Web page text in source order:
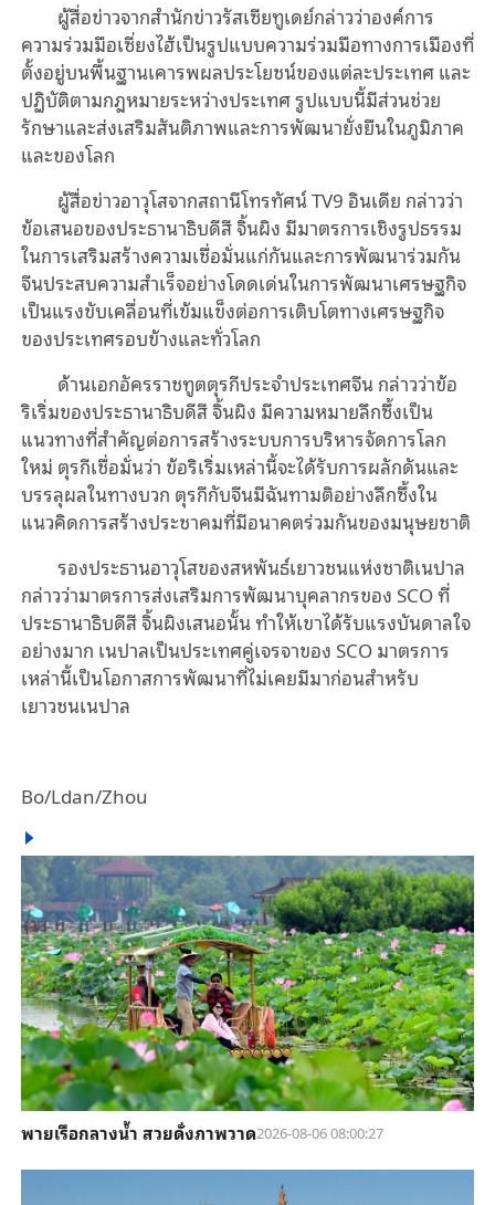
ผู้สื่อข่าวจากสำนักข่าวรัสเซียทูเดย์กล่าวว่าองค์การ
ความร่วมมือเซี่ยงไฮ้เป็นรูปแบบความร่วมมือทางการเมืองที่
ตั้งอยู่บนพื้นฐานเคารพผลประโยชน์ของแต่ละประเทศ และ
ปฏิบัติตามกฎหมายระหว่างประเทศ รูปแบบนี้มีส่วนช่วย
รักษาและส่งเสริมสันติภาพและการพัฒนายั่งยืนในภูมิภาค
และของโลก
ผู้สื่อข่าวอาวุโสจากสถานีโทรทัศน์ TV9 อินเดีย กล่าวว่า
ข้อเสนอของประธานาธิบดีสี จิ้นผิง มีมาตรการเชิงรูปธรรม
ในการเสริมสร้างความเชื่อมั่นแก่กันและการพัฒนาร่วมกัน
จีนประสบความสำเร็จอย่างโดดเด่นในการพัฒนาเศรษฐกิจ
เป็นแรงขับเคลื่อนที่เข้มแข็งต่อการเติบโตทางเศรษฐกิจ
ของประเทศรอบข้างและทั่วโลก
ด้านเอกอัครราชทูตตุรกีประจำประเทศจีน กล่าวว่าข้อ
ริเริ่มของประธานาธิบดีสี จิ้นผิง มีความหมายลึกซึ้งเป็น
แนวทางที่สำคัญต่อการสร้างระบบการบริหารจัดการโลก
ใหม่ ตุรกีเชื่อมั่นว่า ข้อริเริ่มเหล่านี้จะได้รับการผลักดันและ
บรรลุผลในทางบวก ตุรกีกับจีนมีฉันทามติอย่างลึกซึ้งใน
แนวคิดการสร้างประชาคมที่มีอนาคตร่วมกันของมนุษยชาติ
รองประธานอาวุโสของสหพันธ์เยาวชนแห่งชาติเนปาล
กล่าวว่ามาตรการส่งเสริมการพัฒนาบุคลากรของ SCO ที่
ประธานาธิบดีสี จิ้นผิงเสนอนั้น ทำให้เขาได้รับแรงบันดาลใจ
อย่างมาก เนปาลเป็นประเทศคู่เจรจาของ SCO มาตรการ
เหล่านี้เป็นโอกาสการพัฒนาที่ไม่เคยมีมาก่อนสำหรับ
เยาวชนเนปาล
Bo/Ldan/Zhou
พายเรือกลางน้ำ สวยดั่งภาพวาด2026-08-06 08:00:27